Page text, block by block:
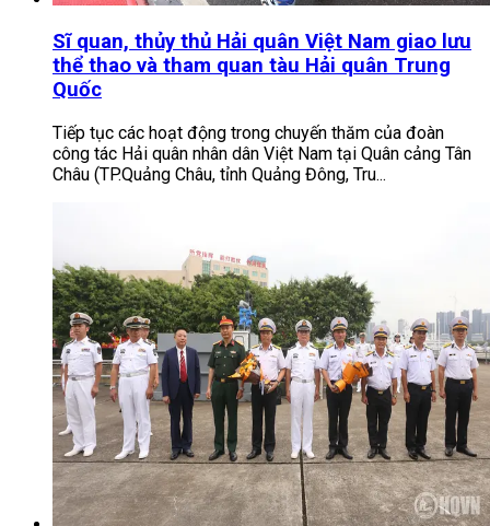
Sĩ quan, thủy thủ Hải quân Việt Nam giao lưu
thể thao và tham quan tàu Hải quân Trung
Quốc
Tiếp tục các hoạt động trong chuyến thăm của đoàn
công tác Hải quân nhân dân Việt Nam tại Quân cảng Tân
Châu (TP.Quảng Châu, tỉnh Quảng Đông, Tru...